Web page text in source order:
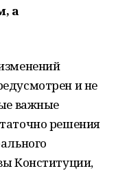
а
и не
важные
решения
Конституции,